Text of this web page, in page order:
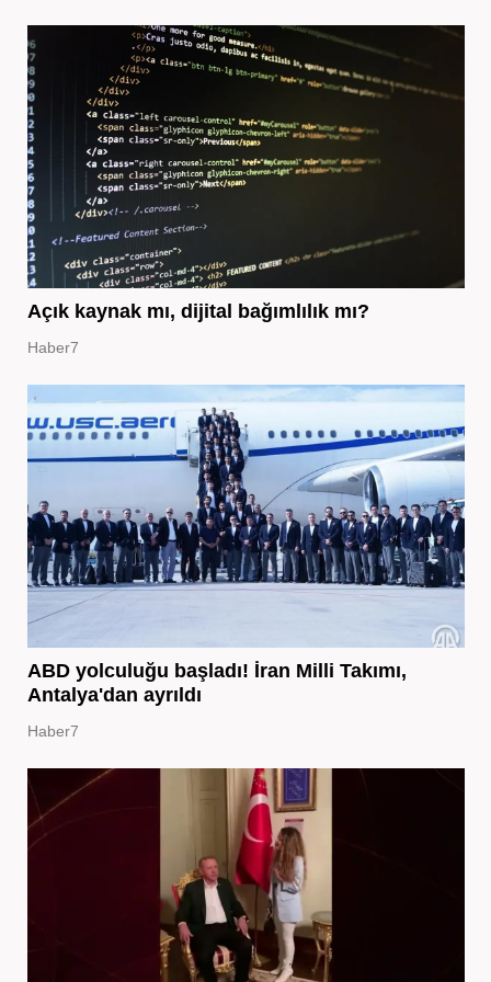
Açık kaynak mı, dijital bağımlılık mı?
Haber7
ABD yolculuğu başladı! İran Milli Takımı,
Antalya'dan ayrıldı
Haber7